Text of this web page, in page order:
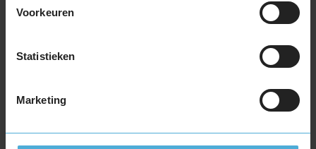
Voorkeuren
Statistieken
Marketing
215/45R18 93V EXTRALOAD
215/60R18 98H EXTRALOAD
225/40R18 92V EXTRALOAD RUNFLAT
225/45R18 95V EXTRALOAD